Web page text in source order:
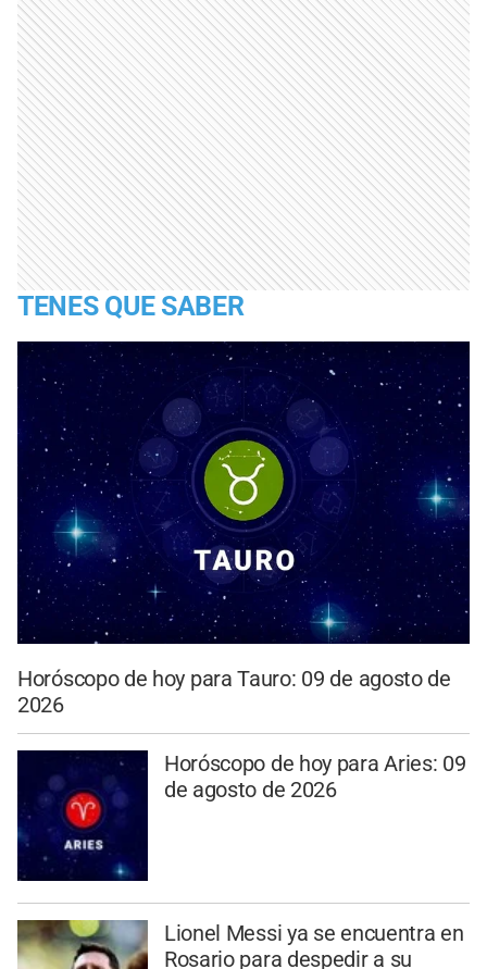
TENES QUE SABER
Horóscopo de hoy para Tauro: 09 de agosto de
2026
Horóscopo de hoy para Aries: 09
de agosto de 2026
Lionel Messi ya se encuentra en
Rosario para despedir a su